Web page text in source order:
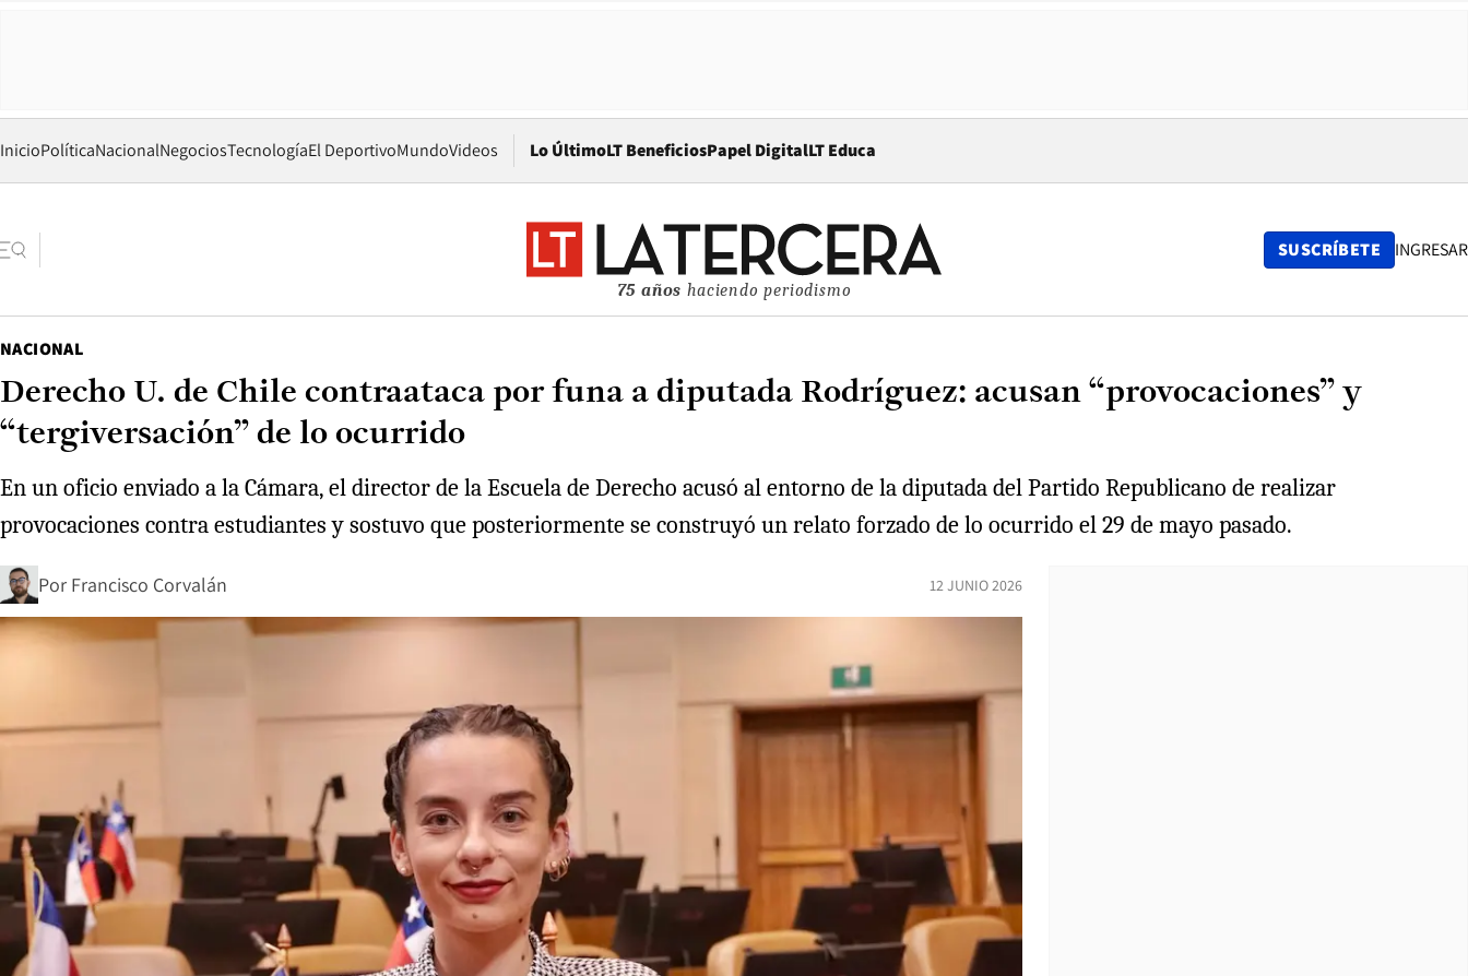
InicioPolíticaNacionalNegociosTecnologíaEl DeportivoMundoVideos Lo ÚltimoLT BeneficiosPapel DigitalOpens in new window
LT Educa
75 años haciendo periodismo
SUSCRÍBETE INGRESAR
NACIONAL
Derecho U. de Chile contraataca por funa a diputada Rodríguez: acusan “provocaciones” y
“tergiversación” de lo ocurrido
En un oficio enviado a la Cámara, el director de la Escuela de Derecho acusó al entorno de la diputada del Partido Republicano de realizar
provocaciones contra estudiantes y sostuvo que posteriormente se construyó un relato forzado de lo ocurrido el 29 de mayo pasado.
Por Francisco Corvalán 12 JUNIO 2026